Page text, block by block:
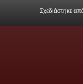
Σχεδιάστηκε